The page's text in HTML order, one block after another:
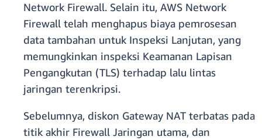
Network Firewall. Selain itu, AWS Network
Firewall telah menghapus biaya pemrosesan
data tambahan untuk Inspeksi Lanjutan, yang
memungkinkan inspeksi Keamanan Lapisan
Pengangkutan (TLS) terhadap lalu lintas
jaringan terenkripsi.
Sebelumnya, diskon Gateway NAT terbatas pada
titik akhir Firewall Jaringan utama, dan